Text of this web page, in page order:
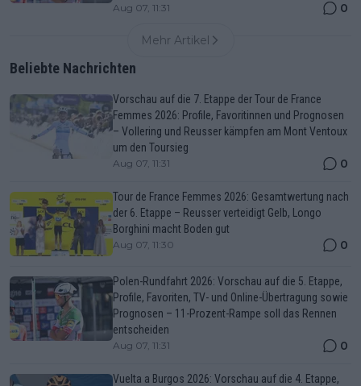
Aug 07, 11:31 0
Mehr Artikel
Beliebte Nachrichten
Vorschau auf die 7. Etappe der Tour de France
Femmes 2026: Profile, Favoritinnen und Prognosen
– Vollering und Reusser kämpfen am Mont Ventoux
um den Toursieg
Aug 07, 11:31 0
Tour de France Femmes 2026: Gesamtwertung nach
der 6. Etappe – Reusser verteidigt Gelb, Longo
Borghini macht Boden gut
Aug 07, 11:30 0
Polen-Rundfahrt 2026: Vorschau auf die 5. Etappe,
Profile, Favoriten, TV- und Online-Übertragung sowie
Prognosen – 11-Prozent-Rampe soll das Rennen
entscheiden
Aug 07, 11:31 0
Vuelta a Burgos 2026: Vorschau auf die 4. Etappe,